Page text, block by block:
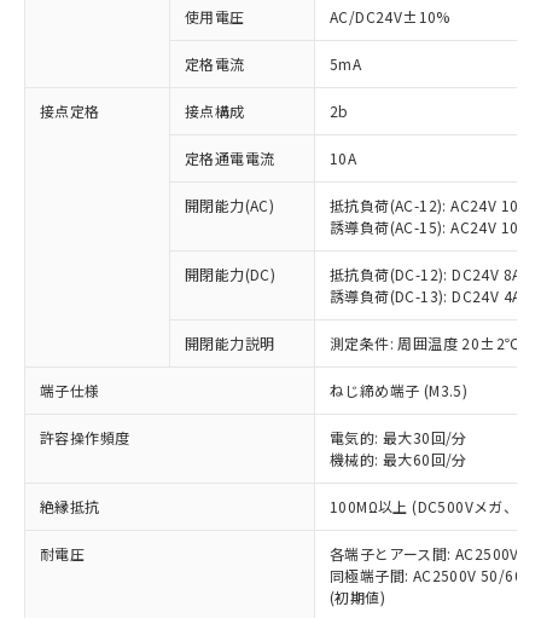
使用電圧 AC/DC24V±10%
定格電流 5mA
接点定格 接点構成 2b
定格通電電流 10A
開閉能力(AC)
抵抗負荷(AC-12): AC24V 10A/
誘導負荷(AC-15): AC24V
開閉能力(DC)
抵抗負荷(DC-12): DC24V 8A/
誘導負荷(DC-13): DC24V 4A/
開閉能力説明 測定条件: 周囲温度 20±2℃、
端子仕様 ねじ締め端子 (M3.5)
許容操作頻度
電気的: 最大30回/分
機械的: 最大60回/分
絶縁抵抗 100MΩ以上 (DC500Vメガ、点
耐電圧
各端子とアース間: AC2500V
同極端子間: AC2500V 50/
(初期値)
ご利用条件
以下の条件をお読みいただき、同意のうえ
ご利用ください。
本サービスは、当社制御機器事業取扱
商品の当社在庫状況および標準価格
(税抜)を提供させていただくもので
当社制御機器事業取扱商品の中には、
本サービスの対象外となる商品もある
ことをご了承ください。
在庫状況および標準価格照会結果は、
記載している更新日時点での社内デー
タに基づき作成されるものであり、閲
覧された時点での実際の在庫および標
準価格とは異なる場合があることをご
※1 対応状況
対応済み：EU RoHS指令（10物質）の
非含有に対応した製品が提供可能な商品で
す。
対応予定：EU RoHS指令（10物質）の非含
有に対応した製品に切り替える予定のある
対応予定なし：EU RoHS指令（10物質）の
非含有に非対応の商品で、対応品を出す予
定はありません。
調査・確認中：EU RoHS指令（10物質）の
非含有の対応状況を調査中または確認中の
非該当品：ライセンス料など無形物で、有
害物質有無と関係のない商品です。
仕入先様の事情により、非含有部品として
いたものが、含有品と判明した場合などや
むを得ず変更することがあります。
六価クロム(Cr(Ⅵ)) 1000ppm以下、ポリ臭化ビフェニル
類(PBB) 1000ppm以下、ポリ臭化ジフェニルエーテル類
「○」：最大均質材料含有率が中国RoHSの
基準値以下であることを示します。
「×」：最大均質材料含有率が中国RoHSの
基準値を超えていることを示します。
「－」：未確認です。当社販売部門へお問
*中国RoHS10物質の基準値 (GB/T26572)：
Pb(鉛) :1000ppm、 Hg(水銀) : 1000ppm、 Cd(カドミウ
Cr(Ⅵ)(六価クロム) : 1000ppm、 PBBs(ポリ臭化ビフェ
当社は、これら貴社製品のうち、外国
為替および外国貿易法に定める商品
（以下｢規制貨物等」という）を輸出
または国外への提供する場合は、日本
国政府の輸出許可(または役務取引許
可)を取得するなどの必要な手続きを